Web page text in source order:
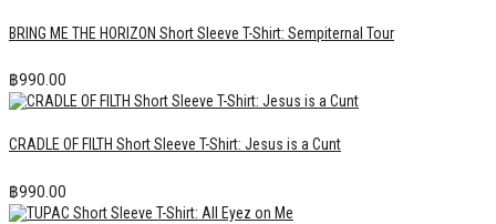
BRING ME THE HORIZON Short Sleeve T-Shirt: Sempiternal Tour
฿990.00
CRADLE OF FILTH Short Sleeve T-Shirt: Jesus is a Cunt
฿990.00